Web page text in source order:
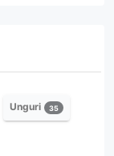
Unguri 35